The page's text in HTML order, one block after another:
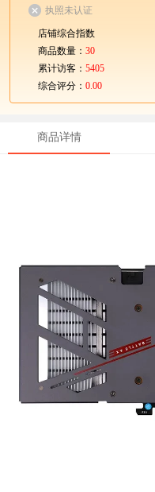
执照未认证
店铺综合指数
商品数量： 30
累计访客： 5405
综合评分： 0.00
商品详情